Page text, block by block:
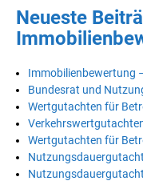
Neueste
Immobilienbewertung
Bundesrat und
Wertgutachten für
Wertgutachten für